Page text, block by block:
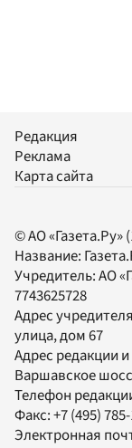
Редакция
Реклама
Карта сайта
© АО «Газета.Ру»
Название:
Учредитель:АО
7743625728
Адрес
улица, дом 67
Адрес редакции
Варшавское
Телефон
Факс:+7 (495)
Электронная